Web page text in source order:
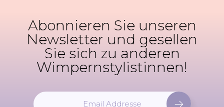
Abonnieren Sie unseren
Newsletter und gesellen
Sie sich zu anderen
Wimpernstylistinnen!
M